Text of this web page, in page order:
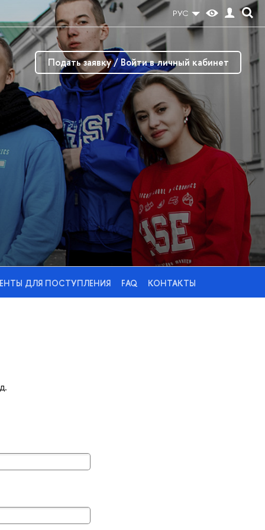
РУС
Подать заявку / Войти в личный кабинет
ДЛЯ ПОСТУПЛЕНИЯ FAQ КОНТАКТЫ